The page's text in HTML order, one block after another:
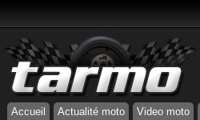
Accueil Actualité moto Video moto